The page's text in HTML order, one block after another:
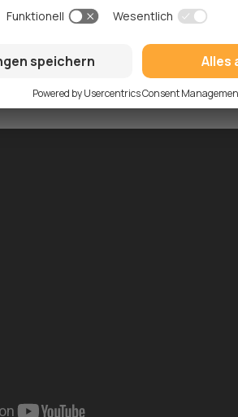
Bereich dieDetailsdesGeschäfts ein.
Sie mehrere wichtige
bei, Ihren Angebotsprozess zu
Als Nächstes werden wir